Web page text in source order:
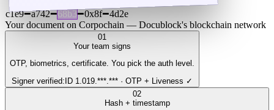
c1e9━a742━68b3━0x8f━4d2e
Your document on Corpochain — Docublock's blockchain network
01
Your team signs
OTP, biometrics, certificate. You pick the auth level.
Signer verified:ID 1.019.***.*** · OTP + Liveness ✓
02
Hash + timestamp